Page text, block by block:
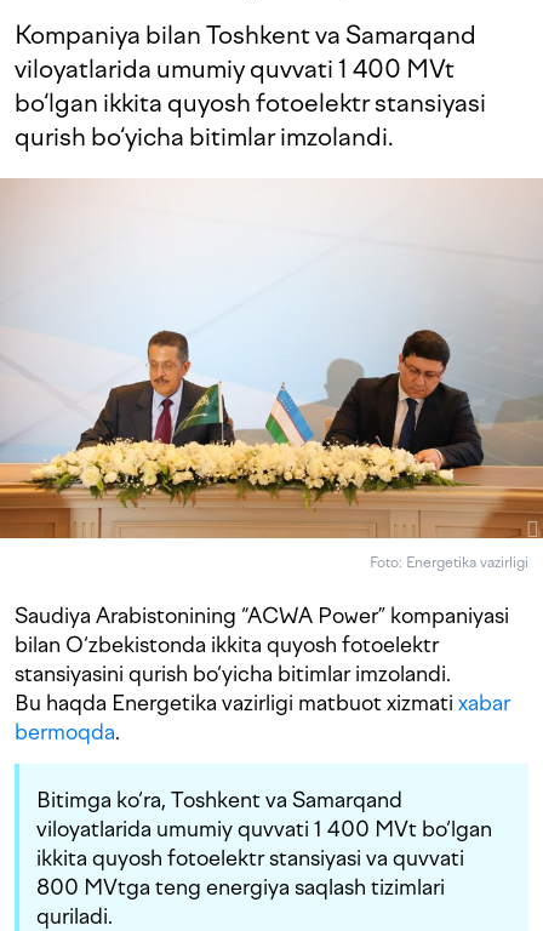
Kompaniya bilan Toshkent va Samarqand
viloyatlarida umumiy quvvati 1 400 MVt
bo‘lgan ikkita quyosh fotoelektr stansiyasi
qurish bo‘yicha bitimlar imzolandi.
Foto: Energetika vazirligi
Saudiya Arabistonining “ACWA Power” kompaniyasi
bilan O‘zbekistonda ikkita quyosh fotoelektr
stansiyasini qurish bo‘yicha bitimlar imzolandi.
Bu haqda Energetika vazirligi matbuot xizmati xabar
bermoqda.
Bitimga ko‘ra, Toshkent va Samarqand
viloyatlarida umumiy quvvati 1 400 MVt bo‘lgan
ikkita quyosh fotoelektr stansiyasi va quvvati
800 MVtga teng energiya saqlash tizimlari
quriladi.